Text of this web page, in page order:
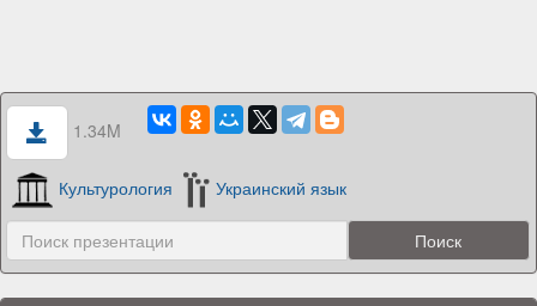
1.34M
Культурология Украинский язык